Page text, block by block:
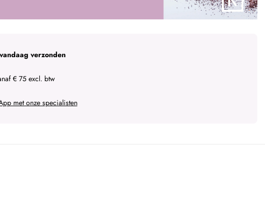
verzonden
€ 75 excl. btw
met onze specialisten